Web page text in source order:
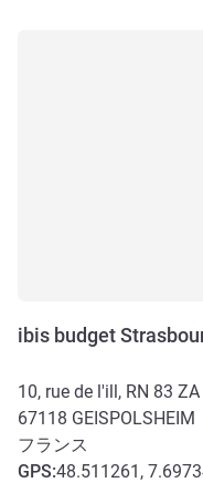
ibis budget
10, rue de l'ill, RN 83
67118 GEISPOLSHEIM
フランス
GPS:48.511261,